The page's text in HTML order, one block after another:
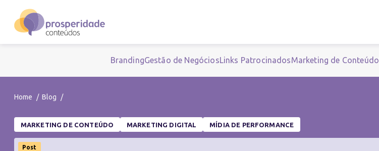
BrandingGestão de NegóciosLinks PatrocinadosMarketing de Conteúdo
Home Blog
MARKETING DE CONTEÚDO MARKETING DIGITAL MÍDIA DE PERFORMANCE
Post